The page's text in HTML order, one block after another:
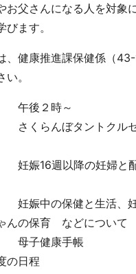
父さんになる人を対象
ます。
、健康推進課保健係（
。
午後２時～
らんぼタントクルセ
娠16週以降の妊婦と配
中の保健と生活、妊
んの保育 などについて
子健康手帳
の日程